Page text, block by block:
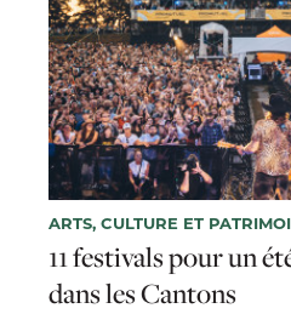
ARTS, CULTURE ET
11 festivals pour un
dans les Cantons